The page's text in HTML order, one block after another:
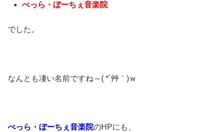
べっら・ぼーちぇ音楽院
でした。
なんとも凄い名前ですね～( *´艸｀)ｗ
べっら・ぼーちぇ音楽院のHPにも、